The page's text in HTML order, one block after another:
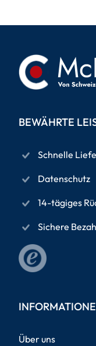
BEWÄHRTE
Schnelle
Datenschutz
14-tägiges
Sichere
Über uns